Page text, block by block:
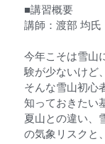
■講習概要
講師：渡部 均氏
今年こそは雪山
験が少ないけど
そんな雪山初心
知っておきたい
夏山との違い、
の気象リスクと